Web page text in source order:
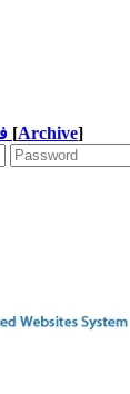
[Archive]